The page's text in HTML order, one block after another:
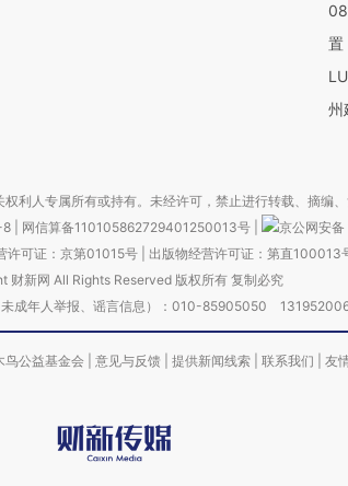
置
州
利人专属所有或持有。未经许可，禁止进行转载、摘编、
8 网信算备110105862729401250013号
京公网安
许可证：京第01015号| 出版物经营许可证：第直100013
财新网 All Rights Reserved 版权所有 复制必究
未成年人举报、谣言信息）：010-85905050
鸟公益基金会 意见与反馈 提供新闻线索 联系我们 友